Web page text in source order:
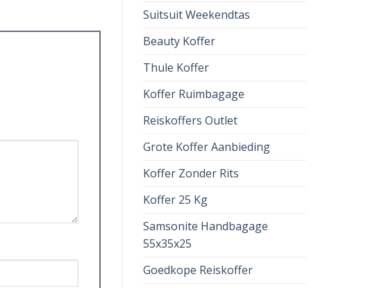
Suitsuit Weekendtas
Beauty Koffer
Thule Koffer
Koffer Ruimbagage
Reiskoffers Outlet
Grote Koffer Aanbieding
Koffer Zonder Rits
Koffer 25 Kg
Samsonite Handbagage
55x35x25
Goedkope Reiskoffer